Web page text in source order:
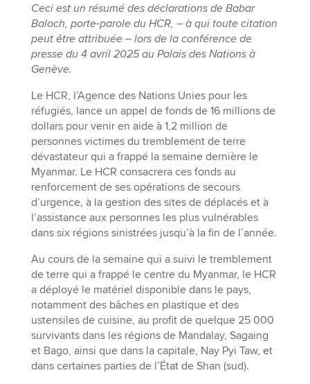
Ceci est un résumé des déclarations de Babar
Baloch, porte-parole du HCR, – à qui toute citation
peut être attribuée – lors de la conférence de
presse du 4 avril 2025 au Palais des Nations à
Genève.
Le HCR, l’Agence des Nations Unies pour les
réfugiés, lance un appel de fonds de 16 millions de
dollars pour venir en aide à 1,2 million de
personnes victimes du tremblement de terre
dévastateur qui a frappé la semaine dernière le
Myanmar. Le HCR consacrera ces fonds au
renforcement de ses opérations de secours
d’urgence, à la gestion des sites de déplacés et à
l’assistance aux personnes les plus vulnérables
dans six régions sinistrées jusqu’à la fin de l’année.
Au cours de la semaine qui a suivi le tremblement
de terre qui a frappé le centre du Myanmar, le HCR
a déployé le matériel disponible dans le pays,
notamment des bâches en plastique et des
ustensiles de cuisine, au profit de quelque 25 000
survivants dans les régions de Mandalay, Sagaing
et Bago, ainsi que dans la capitale, Nay Pyi Taw, et
dans certaines parties de l’État de Shan (sud).